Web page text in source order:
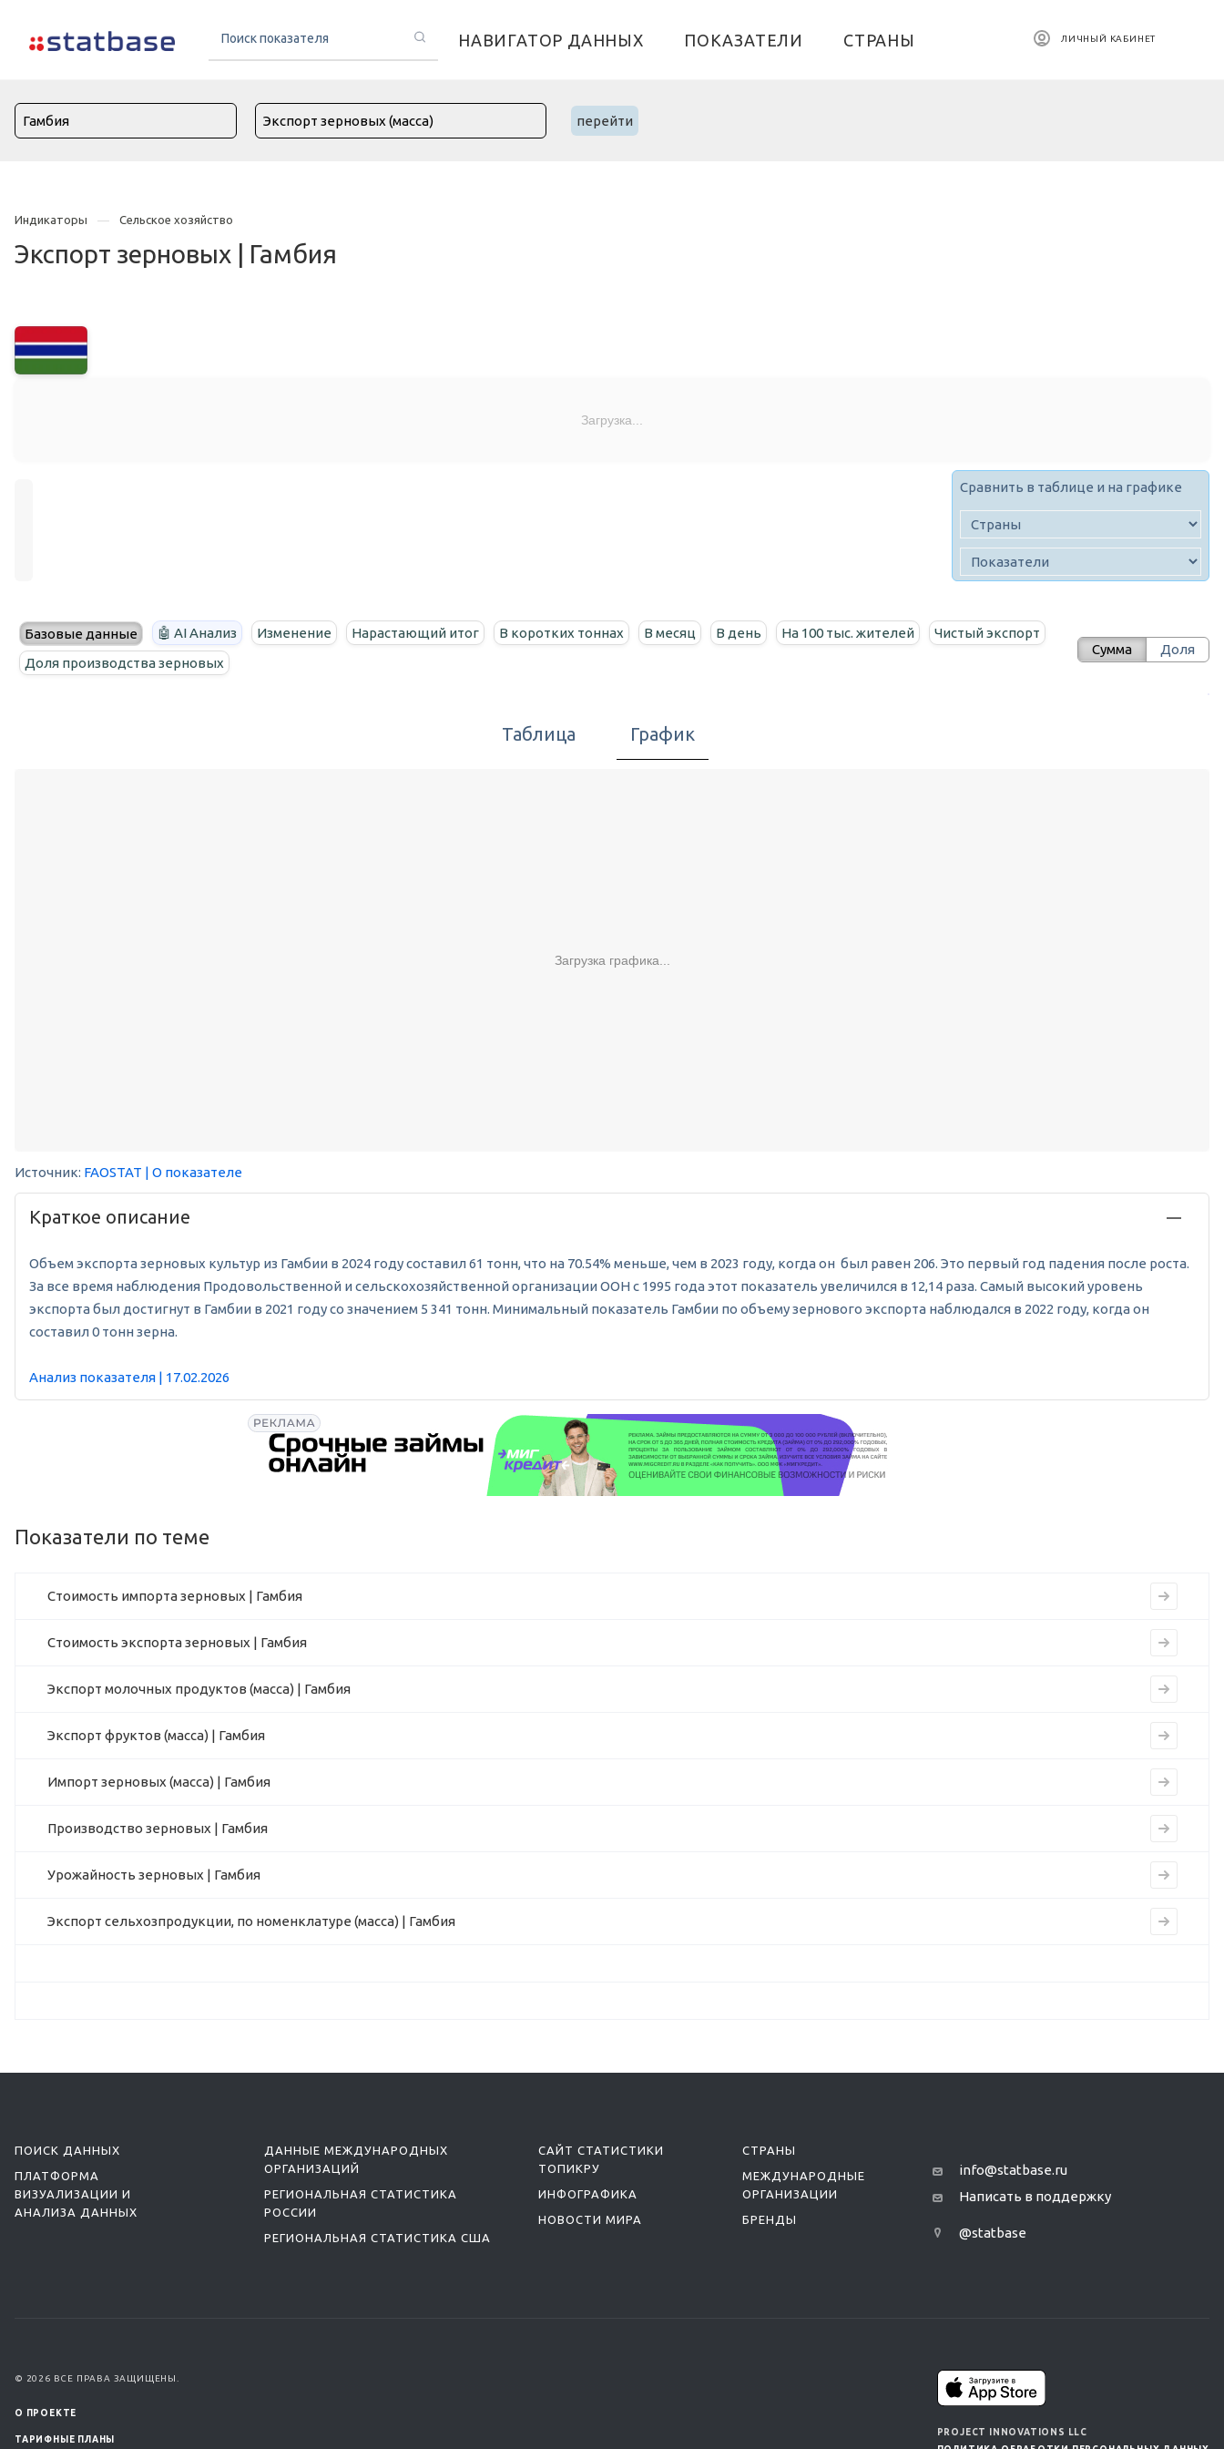
НАВИГАТОР ДАННЫХ ПОКАЗАТЕЛИ СТРАНЫ ЛИЧНЫЙ КАБИНЕТ
перейти
Индикаторы Сельское хозяйство
Экспорт зерновых | Гамбия
Загрузка...
Сравнить в таблице и на графике
Базовые данные 🤖 AI Анализ Изменение Нарастающий итог В коротких тоннах В месяц В день На 100 тыс. жителей
Чистый экспорт
Доля производства зерновых
Сумма Доля
Таблица График
Загрузка графика...
Источник: FAOSTAT | О показателе
Краткое описание
Объем экспорта зерновых культур из Гамбии в 2024 году составил 61 тонн, что на 70.54% меньше, чем в 2023 году, когда он был равен 206. Это первый год падения после роста.
За все время наблюдения Продовольственной и сельскохозяйственной организации ООН с 1995 года этот показатель увеличился в 12,14 раза. Самый высокий уровень
экспорта был достигнут в Гамбии в 2021 году со значением 5 341 тонн. Минимальный показатель Гамбии по объему зернового экспорта наблюдался в 2022 году, когда он
составил 0 тонн зерна.
Анализ показателя | 17.02.2026
Показатели по теме
Стоимость импорта зерновых | Гамбия
Стоимость экспорта зерновых | Гамбия
Экспорт молочных продуктов (масса) | Гамбия
Экспорт фруктов (масса) | Гамбия
Импорт зерновых (масса) | Гамбия
Производство зерновых | Гамбия
Урожайность зерновых | Гамбия
Экспорт сельхозпродукции, по номенклатуре (масса) | Гамбия
ПОИСК ДАННЫХ
ПЛАТФОРМА
ВИЗУАЛИЗАЦИИ И
АНАЛИЗА ДАННЫХ
ДАННЫЕ МЕЖДУНАРОДНЫХ
ОРГАНИЗАЦИЙ
РЕГИОНАЛЬНАЯ СТАТИСТИКА
РОССИИ
РЕГИОНАЛЬНАЯ СТАТИСТИКА США
САЙТ СТАТИСТИКИ
ТОПИКРУ
ИНФОГРАФИКА
НОВОСТИ МИРА
СТРАНЫ
МЕЖДУНАРОДНЫЕ
ОРГАНИЗАЦИИ
БРЕНДЫ
info@statbase.ru
Написать в поддержку
@statbase
PROJECT INNOVATIONS LLC
© 2026 ВСЕ ПРАВА ЗАЩИЩЕНЫ.
О ПРОЕКТЕ
ТАРИФНЫЕ ПЛАНЫ